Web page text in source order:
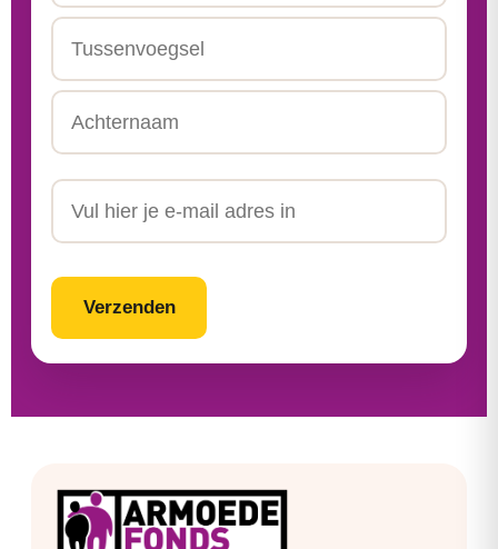
Voornaam
Tussenvoegsel
Achternaam
CAPTCHA